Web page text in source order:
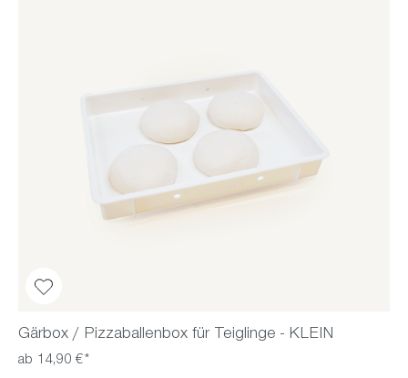
Gärbox / Pizzaballenbox für Teiglinge - KLEIN
ab 14,90 €*